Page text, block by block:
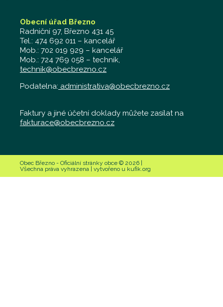
Obecní úřad Březno
Radniční 97, Březno 431 45
Tel.: 474 692 011 – kancelář
Mob.: 702 019 929 – kancelář
Mob.: 724 769 058 – technik,
technik@obecbrezno.cz
Podatelna: administrativa@obecbrezno.cz
Faktury a jiné účetní doklady můžete zasílat na
fakturace@obecbrezno.cz
Obec Březno - Oficiální stránky obce © 2026 |
Všechna práva vyhrazena | vytvořeno u kufik.org